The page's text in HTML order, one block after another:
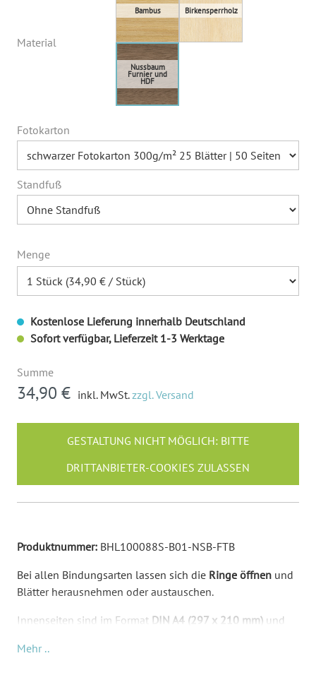
Material
Fotokarton
Standfuß
Menge
Kostenlose Lieferung innerhalb Deutschland
Sofort verfügbar, Lieferzeit 1-3 Werktage
Summe
34,90 € inkl. MwSt.zzgl. Versand
GESTALTUNG NICHT MÖGLICH: BITTE
DRITTANBIETER-COOKIES ZULASSEN
Produktnummer: BHL100088S-B01-NSB-FTB
Bei allen Bindungsarten lassen sich die Ringe öffnen und
Blätter herausnehmen oder austauschen.
Innenseiten sind im Format DIN A4 (297 x 210 mm) und
Mehr ..